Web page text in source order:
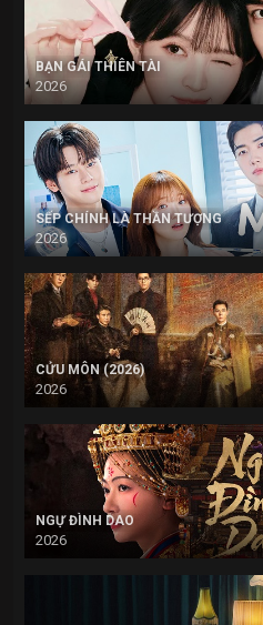
BẠN GÁI THIÊN TÀI
2026
SẾP CHÍNH LÀ THẦN TƯỢNG
2026
CỬU MÔN (2026)
2026
NGỰ ĐÌNH DAO
2026